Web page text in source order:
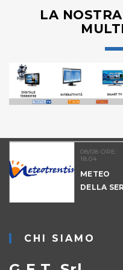
LA
08/08 ORE:
18.04
METEO
DELLA
CHI SIAMO